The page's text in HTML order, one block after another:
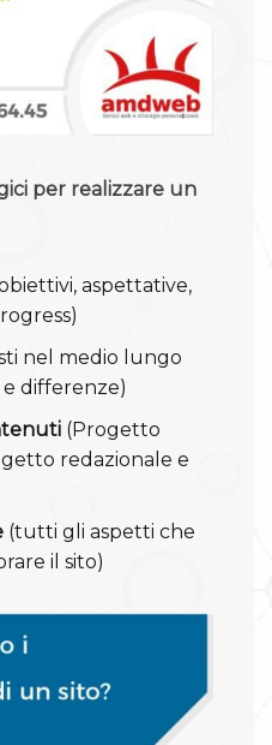
per realizzare un
aspettative,
nel medio lungo
differenze)
(Progetto
redazionale e
(tutti gli aspetti che
il sito)